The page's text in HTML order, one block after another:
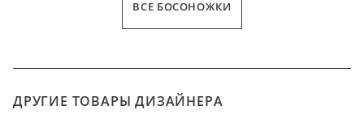
ВСЕ БОСОНОЖКИ
ДРУГИЕ ТОВАРЫ ДИЗАЙНЕРА